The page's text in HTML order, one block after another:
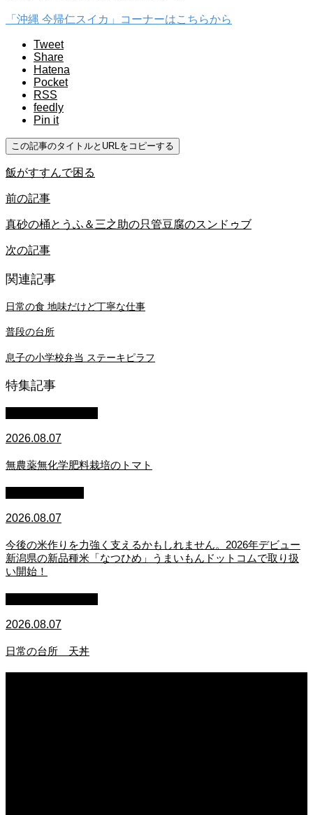
「沖縄 今帰仁スイカ」コーナーはこちらから
Tweet
Share
Hatena
Pocket
RSS
feedly
Pin it
この記事のタイトルとURLをコピーする
飯がすすんで困る
前の記事
真砂の桶とうふ＆三之助の只管豆腐のスンドゥブ
次の記事
関連記事
日常の食 地味だけど丁寧な仕事
普段の台所
息子の小学校弁当 ステーキピラフ
特集記事
2026.08.07
無農薬無化学肥料栽培のトマト
2026.08.07
今後の米作りを力強く支えるかもしれません。2026年デビュー
新潟県の新品種米「なつひめ」うまいもんドットコムで取り扱
い開始！
2026.08.07
日常の台所 天丼